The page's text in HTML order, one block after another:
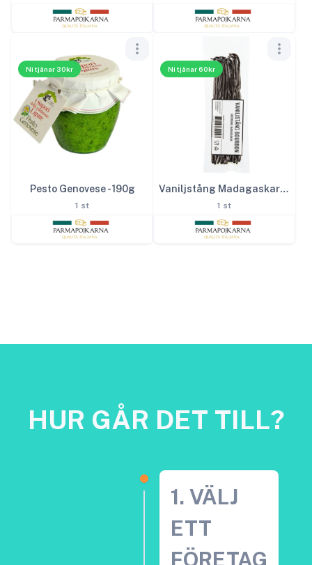
Ni tjänar 30kr
Pesto Genovese - 190g
1 st
Ni tjänar 60kr
Vaniljstång Madagaskar 10 st
1 st
HUR GÅR DET TILL?
1. VÄLJ
ETT
FÖRETAG